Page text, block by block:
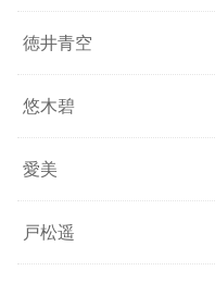
徳井青空
悠木碧
愛美
戸松遥